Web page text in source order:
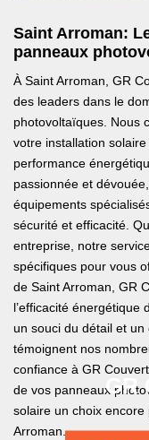
GR
Saint Arroman:
panneaux
À Saint Arroman, GR
des leaders dans le
photovoltaïques. Nous
votre installation
performance
passionnée et
équipements
sécurité et efficacité.
entreprise, notre
spécifiques pour vous
de Saint Arroman, GR
l’efficacité
un souci du détail et un
témoignent nos
confiance à GR
de vos panneaux
solaire un choix
Arroman.